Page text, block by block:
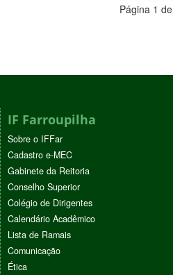
Página 1
IF Farroupilha
Sobre o IFFar
Cadastro e-MEC
Gabinete da Reitoria
Conselho Superior
Colégio de Dirigentes
Calendário Acadêmico
Lista de Ramais
Comunicação
Ética